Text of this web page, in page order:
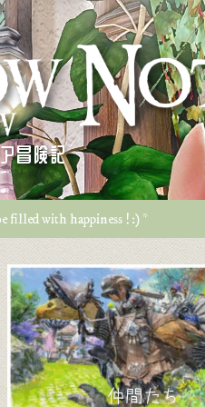
冒険記
filled with happiness ! :) *
仲間たち